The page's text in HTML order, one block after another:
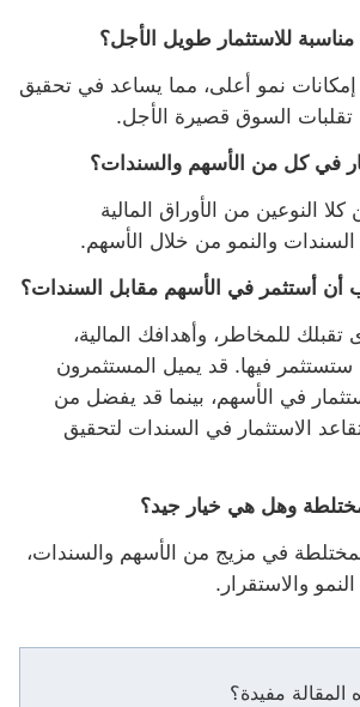
للاستثمار طويل الأجل؟
نمو أعلى، مما يساعد في تحقيق
تقلبات السوق قصيرة الأجل.
في كل من الأسهم والسندات؟
النوعين من الأوراق المالية
السندات والنمو من خلال الأسهم.
أستثمر في الأسهم مقابل السندات؟
للمخاطر، وأهدافك المالية،
ستستثمر فيها. قد يميل المستثمرون
في الأسهم، بينما قد يفضل من
الاستثمار في السندات لتحقيق
وهل هي خيار جيد؟
في مزيج من الأسهم والسندات،
والاستقرار.
مفيدة؟